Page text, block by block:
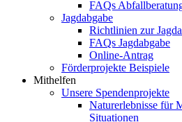
FAQs
Jagdabgabe
Richtlinien zur
FAQs Jagdabgabe
Online-Antrag
Förderprojekte Beispiele
Mithelfen
Unsere Spendenprojekte
Naturerlebnisse für
Situationen